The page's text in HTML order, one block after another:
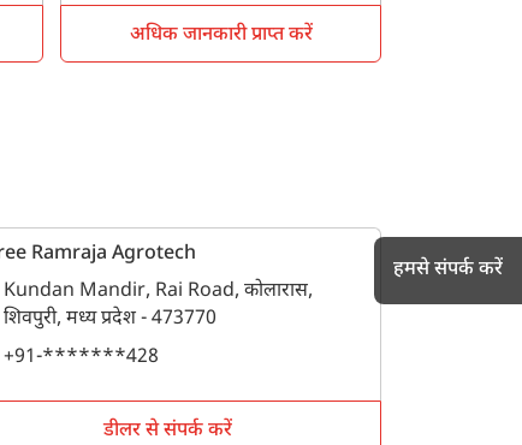
अधिक जानकारी प्राप्त करें
Ramraja Agrotech
Kundan Mandir, Rai Road, कोलारास,
शिवपुरी, मध्य प्रदेश - 473770
+91-*******428
डीलर से संपर्क करें
हमसे संपर्क करें